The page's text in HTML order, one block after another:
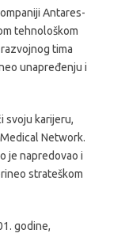
Antares-
tehnološkom
tima
unapređenju i
svoju karijeru,
Network.
je napredovao i
strateškom
godine,